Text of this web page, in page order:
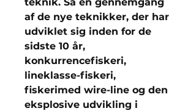
af de nye teknikker, der har
udviklet sig inden for de
sidste 10 år,
konkurrencefiskeri,
lineklasse-fiskeri,
fiskerimed wire-line og den
eksplosive udvikling i